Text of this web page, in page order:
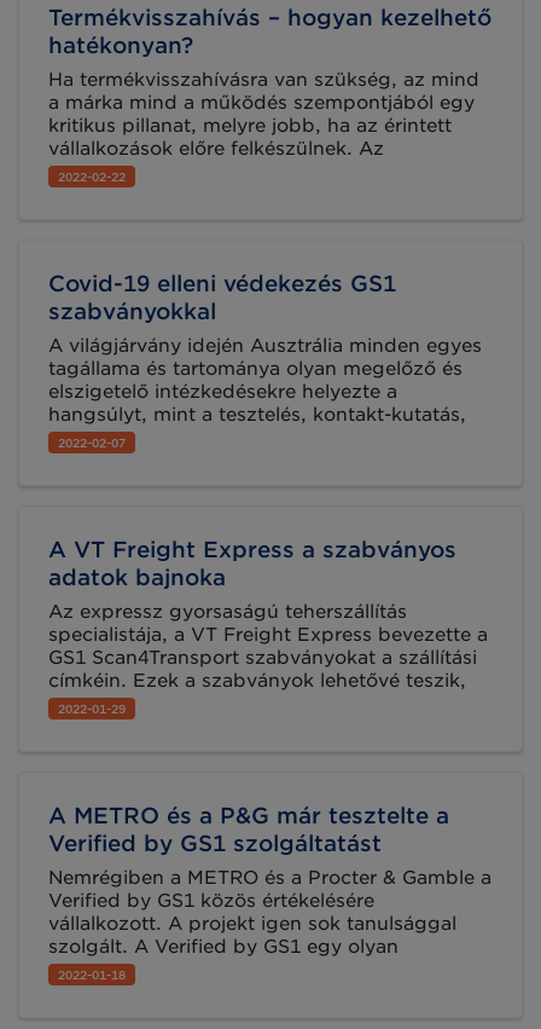
Termékvisszahívás – hogyan kezelhető
hatékonyan?
Ha termékvisszahívásra van szükség, az mind
a márka mind a működés szempontjából egy
kritikus pillanat, melyre jobb, ha az érintett
vállalkozások előre felkészülnek. Az
élelmiszerlánc összetett hálózatában fontos,
hogy minden szereplő – vállalkozó, hatóság,
biztonsági előírásoknak, köteles tudatni ezt a
lánc többi szereplőjével is.
2022-02-22
Covid-19 elleni védekezés GS1
szabványokkal
A világjárvány idején Ausztrália minden egyes
tagállama és tartománya olyan megelőző és
elszigetelő intézkedésekre helyezte a
hangsúlyt, mint a tesztelés, kontakt-kutatás,
továbbá a népességen belüli oltottsági arány
javítása, hogy „az új norma” szerint - a Covid-
2022-02-07
A VT Freight Express a szabványos
adatok bajnoka
Az expressz gyorsaságú teherszállítás
specialistája, a VT Freight Express bevezette a
GS1 Scan4Transport szabványokat a szállítási
címkéin. Ezek a szabványok lehetővé teszik,
hogy a legfontosabb szállítási adatok
kétdimenziós vonalkódként jelenjenek meg a
2022-01-29
A METRO és a P&G már tesztelte a
Verified by GS1 szolgáltatást
Nemrégiben a METRO és a Procter & Gamble a
Verified by GS1 közös értékelésére
vállalkozott. A projekt igen sok tanulsággal
szolgált. A Verified by GS1 egy olyan
termékadat-nyilvántartás, amely segít
megválaszolni a szervezetek számára az alábbi
2022-01-18